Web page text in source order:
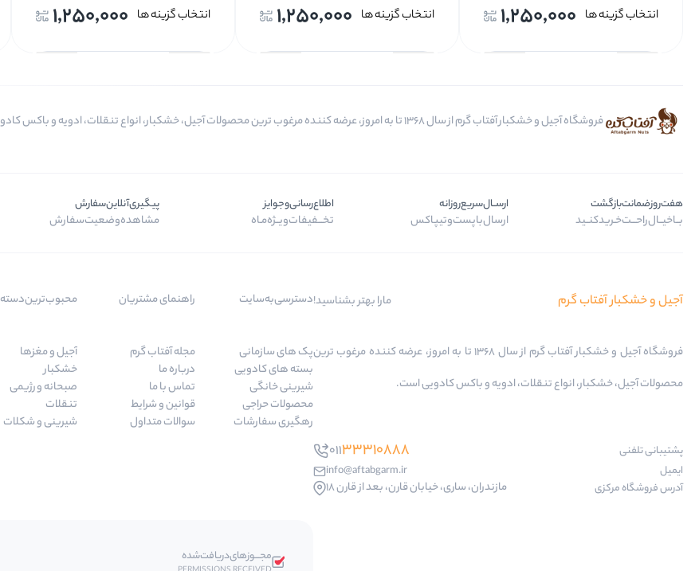
انتخاب گزینه ها 1,250,000 انتخاب گزینه ها 1,250,000 انتخاب گزینه ها 1,250,000
فروشگاه آجیل و خشکبار آفتاب گرم از سال 1368 تا به امروز، عرضه کننده مرغوب ترین محصولات آجیل، خشکبار، انواع تنقلات، ادویه و باکس کادویی است.
هفت‌روز‌ضمانت‌بازگشت
بــا‌خیــال‌راحـــت‌خـرید‌کنــید
ارســال‌سریع‌روزانه
ارسال‌با‌پست‌و‌تیپاکس
اطلاع‌رسانی‌و‌جوایز
تخـــفیفات‌ویــژه‌مـاه
پیگیری‌آنلاین‌سفارش
مشاهده‌وضعیت‌سفارش
آجیل و خشکبار آفتاب گرم مارا بهتر بشناسید!
فروشگاه آجیل و خشکبار آفتاب گرم از سال 1368 تا به امروز، عرضه کننده مرغوب ترین
محصولات آجیل، خشکبار، انواع تنقلات، ادویه و باکس کادویی است.
پشتیبانی تلفنی 01133310888
ایمیل
info@aftabgarm.ir
آدرس‌ فروشگاه مرکزی
مازندران، ساری، خیابان قارن، بعد از قارن 18
دسترسی‌به‌سایت
پک های سازمانی
بسته های کادویی
شیرینی خانگی
محصولات حراجی
رهگیری سفارشات
راهنمای مشتریان
مجله آفتاب گرم
درباره ما
تماس با ما
قوانین و شرایط
سوالات متداول
محبوب‌ترین‌دسته‌
آجیل و مغزها
خشکبار
صبحانه و رژیمی
تنقلات
شیرینی و شکلات
مجـــوز‌های‌دریافت‌شده